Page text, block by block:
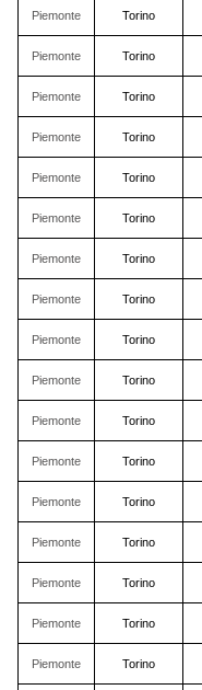
Piemonte Torino
Piemonte Torino
Piemonte Torino
Piemonte Torino
Piemonte Torino
Piemonte Torino
Piemonte Torino
Piemonte Torino
Piemonte Torino
Piemonte Torino
Piemonte Torino
Piemonte Torino
Piemonte Torino
Piemonte Torino
Piemonte Torino
Piemonte Torino
Piemonte Torino